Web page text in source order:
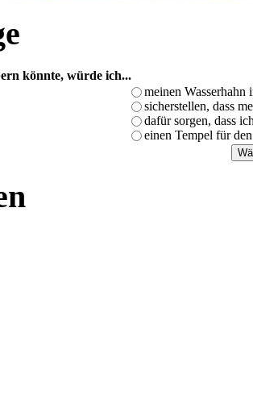
könnte, würde ich...
meinen
sicherstellen, dass
dafür sorgen, dass
einen Tempel für